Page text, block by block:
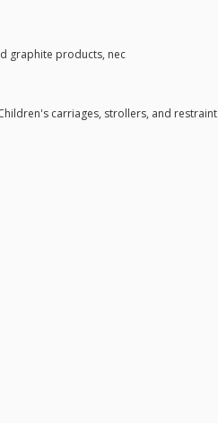
graphite products, nec
carriages, strollers, and